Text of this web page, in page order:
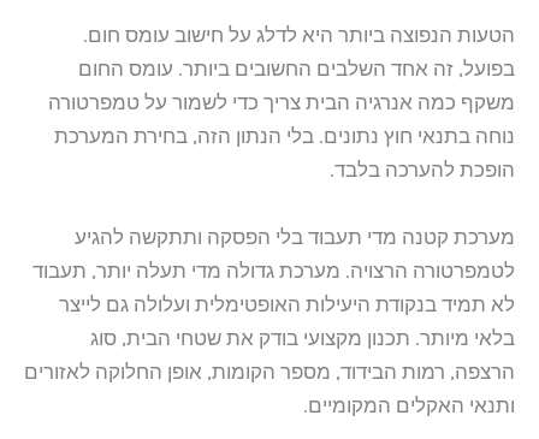
הטעות הנפוצה ביותר היא לדלג על חישוב עומס חום.
בפועל, זה אחד השלבים החשובים ביותר. עומס החום
משקף כמה אנרגיה הבית צריך כדי לשמור על טמפרטורה
נוחה בתנאי חוץ נתונים. בלי הנתון הזה, בחירת המערכת
הופכת להערכה בלבד.
מערכת קטנה מדי תעבוד בלי הפסקה ותתקשה להגיע
לטמפרטורה הרצויה. מערכת גדולה מדי תעלה יותר, תעבוד
לא תמיד בנקודת היעילות האופטימלית ועלולה גם לייצר
בלאי מיותר. תכנון מקצועי בודק את שטחי הבית, סוג
הרצפה, רמות הבידוד, מספר הקומות, אופן החלוקה לאזורים
ותנאי האקלים המקומיים.